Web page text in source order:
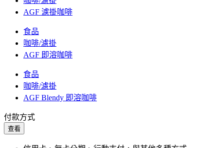
AGF 濾掛咖啡
食品
咖啡/濾掛
AGF 即溶咖啡
食品
咖啡/濾掛
AGF Blendy 即溶咖啡
付款方式
查看